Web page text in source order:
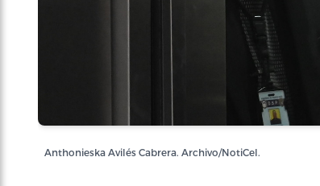
Anthonieska Avilés Cabrera. Archivo/NotiCel.